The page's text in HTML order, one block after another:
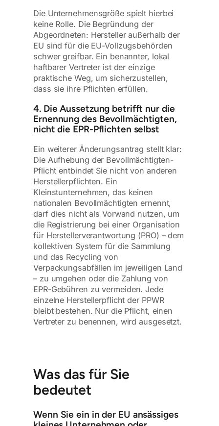
Die Unternehmensgröße spielt hierbei
keine Rolle. Die Begründung der
Abgeordneten: Hersteller außerhalb der
EU sind für die EU-Vollzugsbehörden
schwer greifbar. Ein benannter, lokal
haftbarer Vertreter ist der einzige
praktische Weg, um sicherzustellen,
dass sie ihre Pflichten erfüllen.
4. Die Aussetzung betrifft nur die
Ernennung des Bevollmächtigten,
nicht die EPR-Pflichten selbst
Ein weiterer Änderungsantrag stellt klar:
Die Aufhebung der Bevollmächtigten-
Pflicht entbindet Sie nicht von anderen
Herstellerpflichten. Ein
Kleinstunternehmen, das keinen
nationalen Bevollmächtigten ernennt,
darf dies nicht als Vorwand nutzen, um
die Registrierung bei einer Organisation
für Herstellerverantwortung (PRO) – dem
kollektiven System für die Sammlung
und das Recycling von
Verpackungsabfällen im jeweiligen Land
– zu umgehen oder die Zahlung von
EPR-Gebühren zu vermeiden. Jede
einzelne Herstellerpflicht der PPWR
bleibt bestehen. Nur die Pflicht, einen
Vertreter zu benennen, wird ausgesetzt.
Was das für Sie
bedeutet
Wenn Sie ein in der EU ansässiges